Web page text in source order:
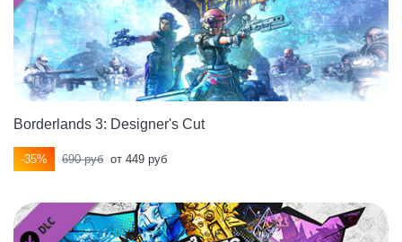
Borderlands 3: Designer's Cut
-35% 690 руб от 449 руб